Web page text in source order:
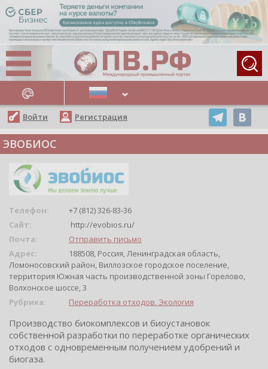
НОВОСТИ
Войти Регистрация
ЭВОБИОС
Телефон:
+7 (812) 326-83-36
Сайт:
http://evobios.ru/
Почта:
Отправить письмо
Адрес:
188508, Россия, Ленинградская область,
Ломоносовский район, Виллозское городское поселение,
территория Южная часть производственной зоны Горелово,
Волхонское шоссе, 3
Рубрика:
Переработка отходов. Экология
Производство биокомплексов и биоустановок
собственной разработки по переработке органических
отходов с одновременным получением удобрений и
биогаза.